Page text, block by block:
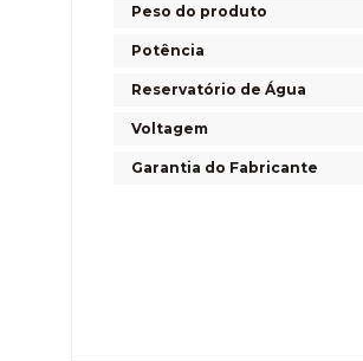
Peso do produto
Potência
Reservatório de Água
Voltagem
Garantia do Fabricante